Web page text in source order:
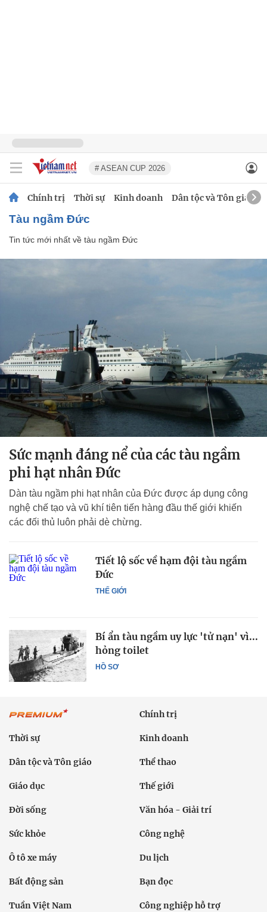
# ASEAN CUP 2026
Chính trị Thời sự Kinh doanh Dân tộc và Tôn giáo
tàu ngầm Đức
Tin tức mới nhất về tàu ngầm Đức
Sức mạnh đáng nể của các tàu ngầm
phi hạt nhân Đức
Dàn tàu ngầm phi hạt nhân của Đức được áp dụng công
nghệ chế tạo và vũ khí tiên tiến hàng đầu thế giới khiến
các đối thủ luôn phải dè chừng.
THẾ GIỚI
Tiết lộ sốc về hạm đội tàu ngầm
Đức
HỒ SƠ
Bí ẩn tàu ngầm uy lực 'tử nạn' vì...
hỏng toilet
Chính trị
Thời sự Kinh doanh
Dân tộc và Tôn giáo Thể thao
Giáo dục Thế giới
Đời sống Văn hóa - Giải trí
Sức khỏe Công nghệ
Ô tô xe máy Du lịch
Bất động sản Bạn đọc
Tuần Việt Nam Công nghiệp hỗ trợ